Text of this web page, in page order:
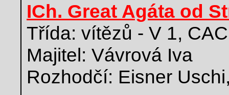
ICh. Great Agáta od
Třída: vítězů - V 1, CAC
Majitel: Vávrová Iva
Rozhodčí: Eisner